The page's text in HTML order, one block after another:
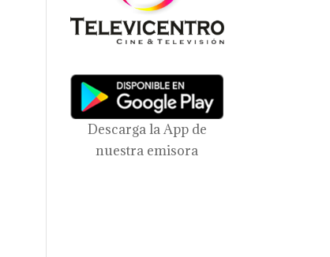
Descarga la App de
nuestra emisora